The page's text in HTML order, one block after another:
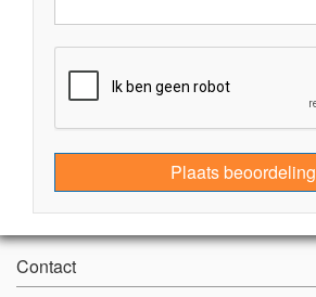
Plaats beoordeling
Contact